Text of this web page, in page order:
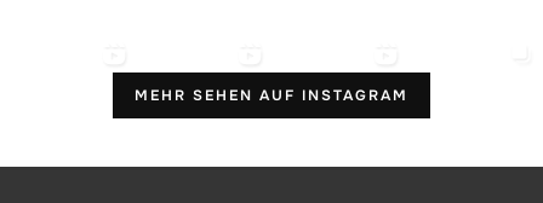
MEHR SEHEN AUF INSTAGRAM